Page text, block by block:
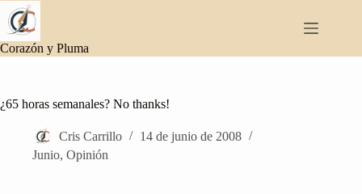
Saltar
contenido
Corazón y Pluma
¿65 horas semanales? No thanks!
Cris Carrillo
14 de junio de 2008
Junio, Opinión